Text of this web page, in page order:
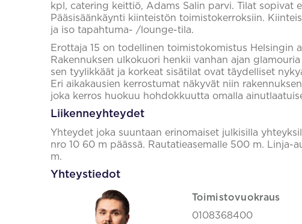
kpl, catering keittiö, Adams Salin parvi. Tilat sopivat
Pääsisäänkäynti kiinteistön toimistokerroksiin.
ja iso tapahtuma- /lounge-tila.
Erottaja 15 on todellinen toimistokomistus Helsingin
Rakennuksen ulkokuori henkii vanhan ajan
sen tyylikkäät ja korkeat sisätilat ovat täydelliset
Eri aikakausien kerrostumat näkyvät niin
joka kerros huokuu hohdokkuutta omalla
Liikenneyhteydet
Yhteydet joka suuntaan erinomaiset julkisilla
nro 10 60 m päässä. Rautatieasemalle 500 m. Linja-
m.
Yhteystiedot
Toimistovuokraus
0108368400